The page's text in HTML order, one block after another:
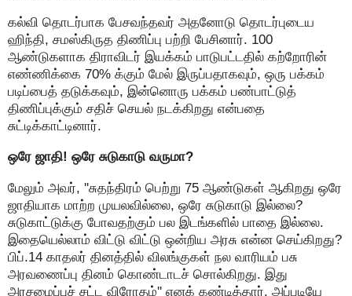
கல்வி தொடர்பாக பேசவந்தவர் அதனோடு தொடர்புடைய
ஹிந்தி, சமஸ்கிருத திணிப்பு பற்றி பேசினார். 100
ஆண்டுகளாக திராவிடர் இயக்கம் பாடுபட்டதில் கற்றோரின்
எண்ணிக்கை 70% க்கும் மேல் இருப்பதாகவும், ஒரு பக்கம்
படிப்பைத் தடுக்கவும், இன்னொரு பக்கம் பண்பாட்டுத்
திணிப்புக்கும் சதிச் செயல் நடக்கிறது என்பதை
சுட்டிக்காட்டினார்.
ஒரே ஜாதி! ஒரே சுடுகாடு வருமா?
மேலும் அவர், ''சுதந்திரம் பெற்று 75 ஆண்டுகள் ஆகிறது ஒரே
ஜாதியாக மாற்ற முயலவில்லை, ஒரே சுடுகாடு இல்லை?
சுடுகாட்டுக்கு போவதற்கும் பல இடங்களில் பாதை இல்லை.
இதையெல்லாம் விட்டு விட்டு ஒன்றிய அரசு என்ன செய்கிறது?
பிப்.14 காதலர் தினத்தில் விலங்குகள் நல வாரியம் பசு
அரவணைப்பு தினம் கொண்டாடச் சொல்கிறது. இது
அரசமைப்புச் சட்ட விரோதம்'' எனக் கண்டித்தார். அப்படியே